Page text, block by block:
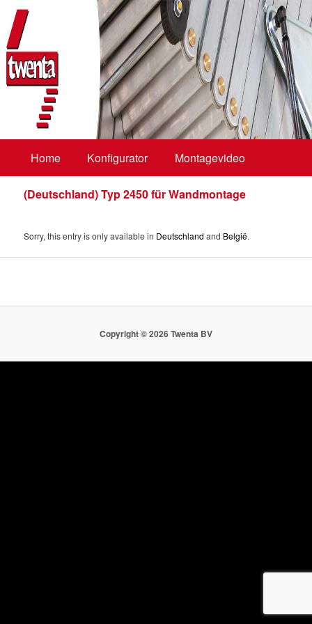
Twenta BV
bodentreppen, loftladders, vlieringtrappen, zoldertrappen, kniestocktüren
Skip
to
primary
Skip
to
secondary
Home Konfigurator Montagevideo
(Deutschland) Typ 2450 für Wandmontage
Sorry, this entry is only available in Deutschland and België.
Copyright ©2026 Twenta BV